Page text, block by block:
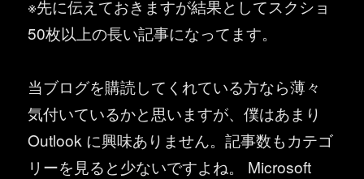
※先に伝えておきますが結果としてスクショ
50枚以上の長い記事になってます。
当ブログを購読してくれている方なら薄々
気付いているかと思いますが、僕はあまり
Outlook に興味ありません。記事数もカテゴ
リーを見ると少ないですよね。 Microsoft